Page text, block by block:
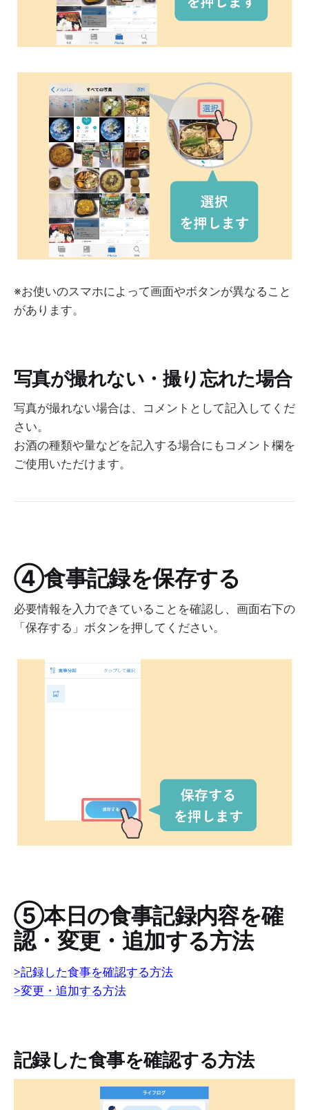
※お使いのスマホによって画面やボタンが異なること
があります。
写真が撮れない・撮り忘れた場合
写真が撮れない場合は、コメントとして記入してくだ
さい。
お酒の種類や量などを記入する場合にもコメント欄を
ご使用いただけます。
④食事記録を保存する
必要情報を入力できていることを確認し、画面右下の
「保存する」ボタンを押してください。
⑤本日の食事記録内容を確
認・変更・追加する方法
>記録した食事を確認する方法
>変更・追加する方法
記録した食事を確認する方法